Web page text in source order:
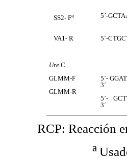
SS2- Fa 5´-
VA1- R
UreC
GLMM-F
GLMM-R
5´-
5´-
3´
5´-
3´
RCP: Reacción
a